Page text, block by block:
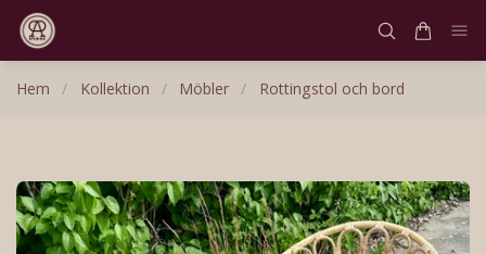
Hem / Kollektion / Möbler / Rottingstol och bord